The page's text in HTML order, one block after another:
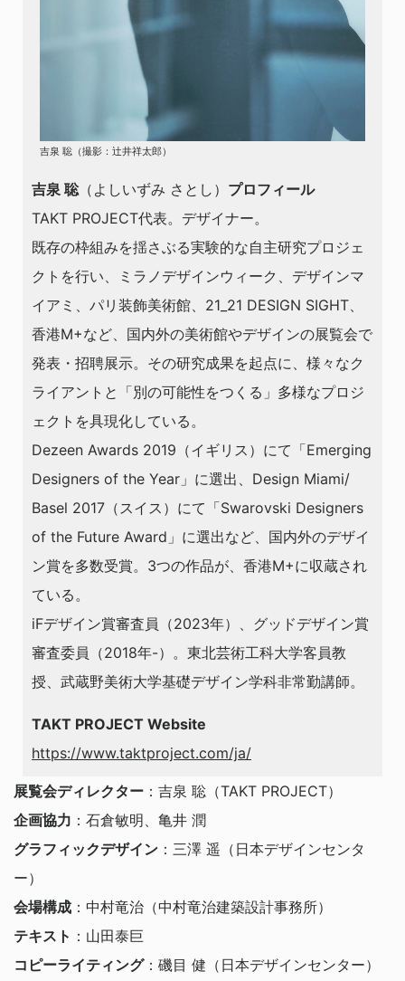
吉泉 聡（撮影：辻井祥太郎）
吉泉 聡（よしいずみ さとし） プロフィール
TAKT PROJECT代表。デザイナー。
既存の枠組みを揺さぶる実験的な自主研究プロジェ
クトを行い、ミラノデザインウィーク、デザインマ
イアミ、パリ装飾美術館、21_21 DESIGN SIGHT、
香港M+など、国内外の美術館やデザインの展覧会で
発表・招聘展示。その研究成果を起点に、様々なク
ライアントと「別の可能性をつくる」多様なプロジ
ェクトを具現化している。
Dezeen Awards 2019（イギリス）にて「Emerging
Designers of the Year」に選出、Design Miami/
Basel 2017（スイス）にて「Swarovski Designers
of the Future Award」に選出など、国内外のデザイ
ン賞を多数受賞。3つの作品が、香港M+に収蔵され
ている。
iFデザイン賞審査員（2023年）、グッドデザイン賞
審査委員（2018年-）。東北芸術工科大学客員教
授、武蔵野美術大学基礎デザイン学科非常勤講師。
TAKT PROJECT Website
https://www.taktproject.com/ja/
展覧会ディレクター ：吉泉 聡（TAKT PROJECT）
企画協力 ：石倉敏明、亀井 潤
グラフィックデザイン ：三澤 遥（日本デザインセンタ
ー）
会場構成 ：中村竜治（中村竜治建築設計事務所）
テキスト ：山田泰巨
コピーライティング：磯目 健（日本デザインセンター）